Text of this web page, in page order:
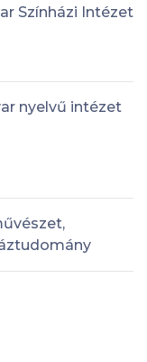
Színházi Intézet
nyelvű intézet